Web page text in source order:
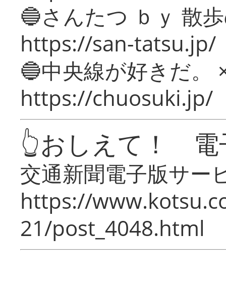
🔵さんたつ ｂｙ 散
https://san-tatsu.jp/
🔵中央線が好きだ。
https://chuosuki.jp/
👆おしえて！ 電
交通新聞電子版サー
https://
21/post_4048.html